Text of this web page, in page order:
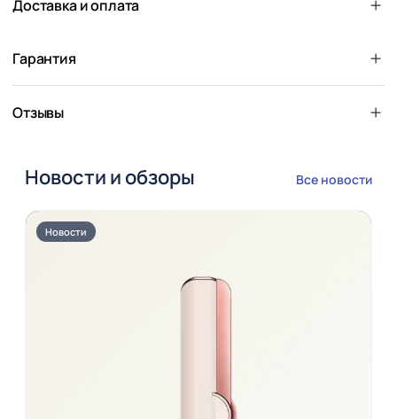
Доставка и оплата
Гарантия
Отзывы
Новости и обзоры Все новости
Новости